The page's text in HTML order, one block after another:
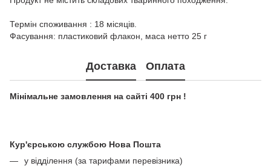
Термін споживання : 18 місяців.
Фасування: пластиковий флакон, маса нетто 25 г
Доставка Оплата
Мінімальне замовлення на сайті 400 грн !
Кур'єрською службою Нова Пошта
у відділення (за тарифами перевізника)